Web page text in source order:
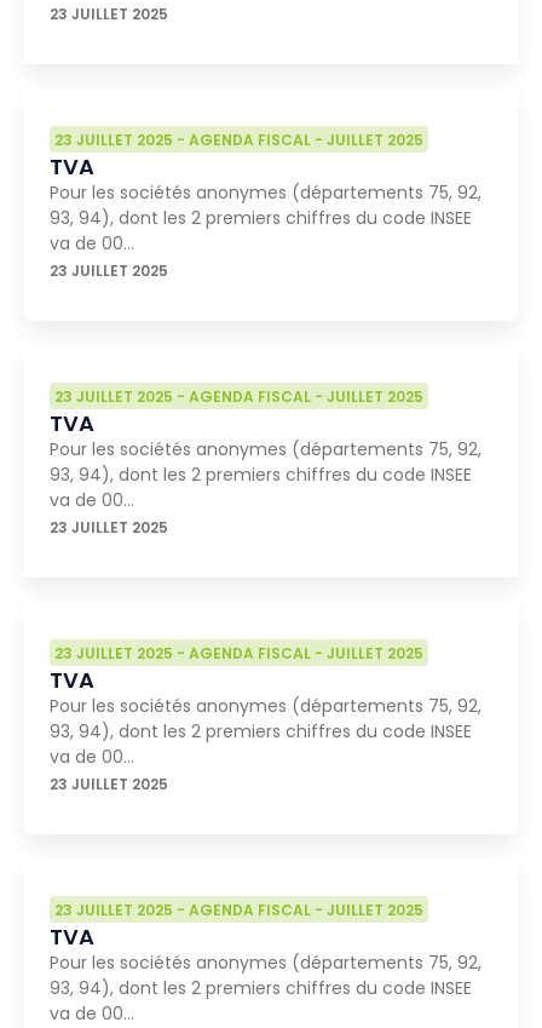
23 JUILLET 2025
23 JUILLET 2025 - AGENDA FISCAL - JUILLET 2025
TVA
Pour les sociétés anonymes (départements 75, 92,
93, 94), dont les 2 premiers chiffres du code INSEE
va de 00…
23 JUILLET 2025
23 JUILLET 2025 - AGENDA FISCAL - JUILLET 2025
TVA
Pour les sociétés anonymes (départements 75, 92,
93, 94), dont les 2 premiers chiffres du code INSEE
va de 00…
23 JUILLET 2025
23 JUILLET 2025 - AGENDA FISCAL - JUILLET 2025
TVA
Pour les sociétés anonymes (départements 75, 92,
93, 94), dont les 2 premiers chiffres du code INSEE
va de 00…
23 JUILLET 2025
23 JUILLET 2025 - AGENDA FISCAL - JUILLET 2025
TVA
Pour les sociétés anonymes (départements 75, 92,
93, 94), dont les 2 premiers chiffres du code INSEE
va de 00…